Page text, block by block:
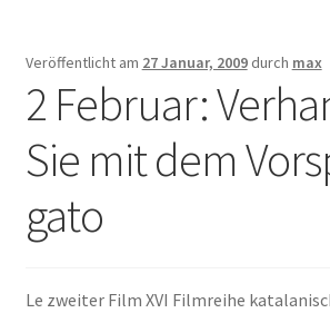
FES-TE-MITGLIEDER
BUCH
ANMELDEN
Veröffentlicht am 27 Januar, 2009 durch max
2 Februar:
Sie mit dem
gato
Le zweiter Film XVI Filmreihe